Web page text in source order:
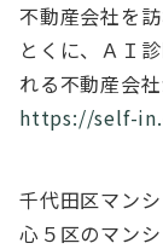
不動産会社を
とくに、ＡＩ
れる不動産会社
https://self-
千代田区マン
心５区のマン